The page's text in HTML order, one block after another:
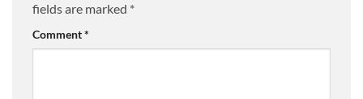
fields are marked *
Comment*